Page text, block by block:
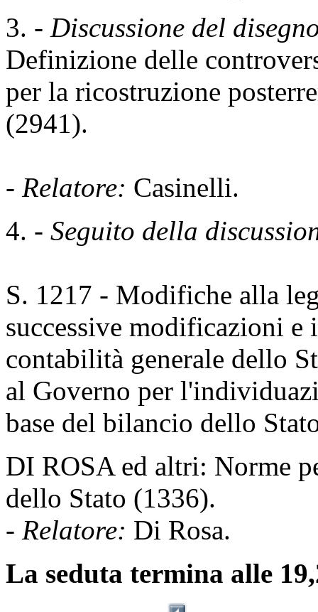
3. - Discussione del
Definizione delle
per la ricostruzione
(2941).
- Relatore: Casinelli.
4. - Seguito della
S. 1217 - Modifiche alla
successive modificazioni e
contabilità generale dello
al Governo per
base del bilancio dello
DI ROSA ed altri: Norme
dello Stato (1336).
- Relatore: Di Rosa.
La seduta termina alle